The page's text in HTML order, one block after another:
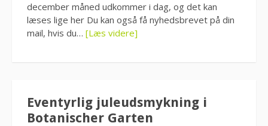
december måned udkommer i dag, og det kan
læses lige her Du kan også få nyhedsbrevet på din
mail, hvis du… [Læs videre]
Eventyrlig juleudsmykning i
Botanischer Garten